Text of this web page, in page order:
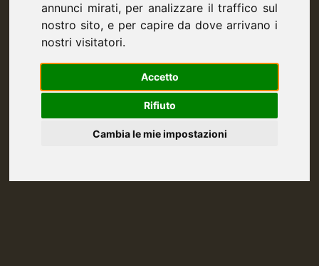
annunci mirati, per analizzare il traffico sul
nostro sito, e per capire da dove arrivano i
nostri visitatori.
Accetto
Rifiuto
Cambia le mie impostazioni